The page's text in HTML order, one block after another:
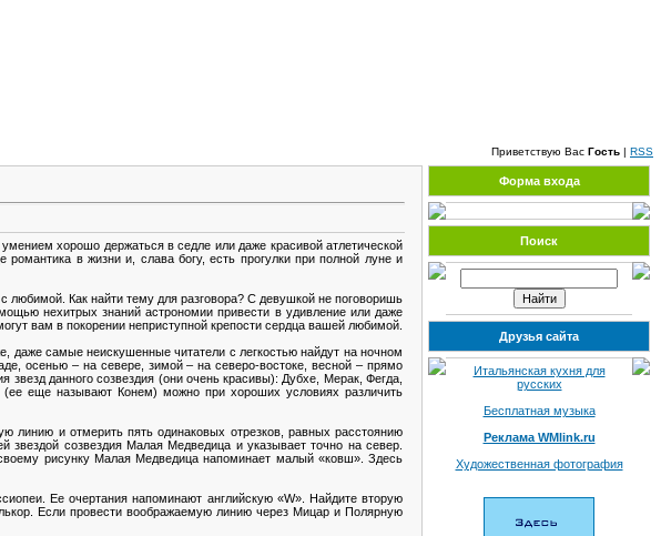
Приветствую Вас Гость | RSS
хорошо держаться в седле или даже красивой атлетической
в жизни и, слава богу, есть прогулки при полной луне и
Как найти тему для разговора? С девушкой не поговоришь
нехитрых знаний астрономии привести в удивление или даже
вам в покорении неприступной крепости сердца вашей любимой.
даже самые неискушенные читатели с легкостью найдут на ночном
осенью – на севере, зимой – на северо-востоке, весной – прямо
данного созвездия (они очень красивы): Дубхе, Мерак, Фегда,
еще называют Конем) можно при хороших условиях различить
линию и отмерить пять одинаковых отрезков, равных расстоянию
звездой созвездия Малая Медведица и указывает точно на север.
рисунку Малая Медведица напоминает малый «ковш». Здесь
Ее очертания напоминают английскую «W». Найдите вторую
Если провести воображаемую линию через Мицар и Полярную
Форма входа
Поиск
Друзья сайта
Итальянская кухня для
русских
Бесплатная музыка
Реклама WMlink.ru
Художественная фотография